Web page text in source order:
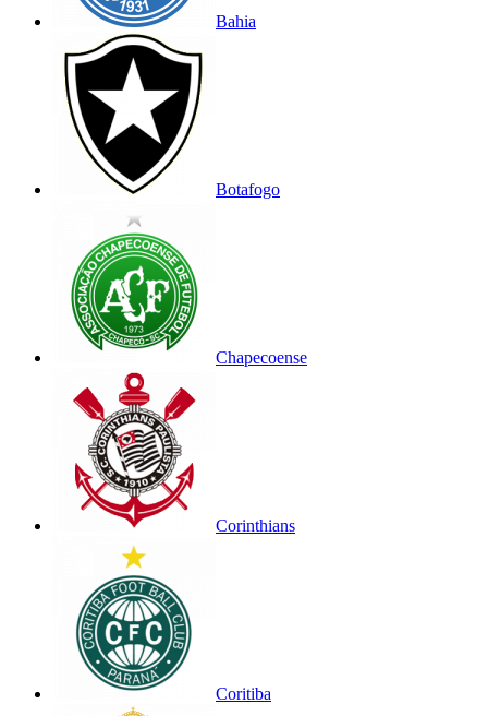
Bahia
Botafogo
Chapecoense
Corinthians
Coritiba